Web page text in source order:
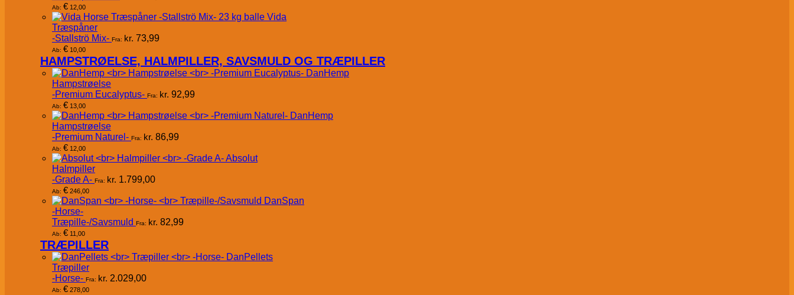
Ab: € 12,00
Vida
Træspåner
-Stallströ Mix- Fra: kr. 73,99
Ab: € 10,00
HAMPSTRØELSE, HALMPILLER, SAVSMULD OG TRÆPILLER
DanHemp
Hampstrøelse
-Premium Eucalyptus- Fra: kr. 92,99
Ab: € 13,00
DanHemp
Hampstrøelse
-Premium Naturel- Fra: kr. 86,99
Ab: € 12,00
Absolut
Halmpiller
-Grade A- Fra: kr. 1.799,00
Ab: € 246,00
DanSpan
-Horse-
Træpille-/Savsmuld Fra: kr. 82,99
Ab: € 11,00
TRÆPILLER
DanPellets
Træpiller
-Horse- Fra: kr. 2.029,00
Ab: € 278,00